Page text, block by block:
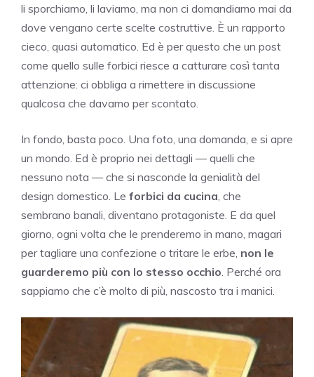
li sporchiamo, li laviamo, ma non ci domandiamo mai da
dove vengano certe scelte costruttive. È un rapporto
cieco, quasi automatico. Ed è per questo che un post
come quello sulle forbici riesce a catturare così tanta
attenzione: ci obbliga a rimettere in discussione
qualcosa che davamo per scontato.
In fondo, basta poco. Una foto, una domanda, e si apre
un mondo. Ed è proprio nei dettagli — quelli che
nessuno nota — che si nasconde la genialità del
design domestico. Le forbici da cucina, che
sembrano banali, diventano protagoniste. E da quel
giorno, ogni volta che le prenderemo in mano, magari
per tagliare una confezione o tritare le erbe, non le
guarderemo più con lo stesso occhio. Perché ora
sappiamo che c’è molto di più, nascosto tra i manici.